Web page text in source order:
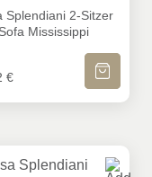
Splendiani 2-Sitzer
Sofa Mississippi
€
IN DEN